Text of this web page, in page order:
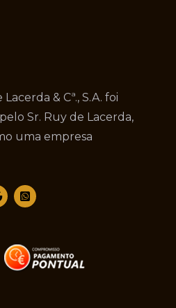
& Cª., S.A. foi
Sr. Ruy de Lacerda,
uma empresa